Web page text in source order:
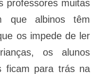
professores muitas
que albinos têm
os impede de ler
os alunos
ficam para trás na